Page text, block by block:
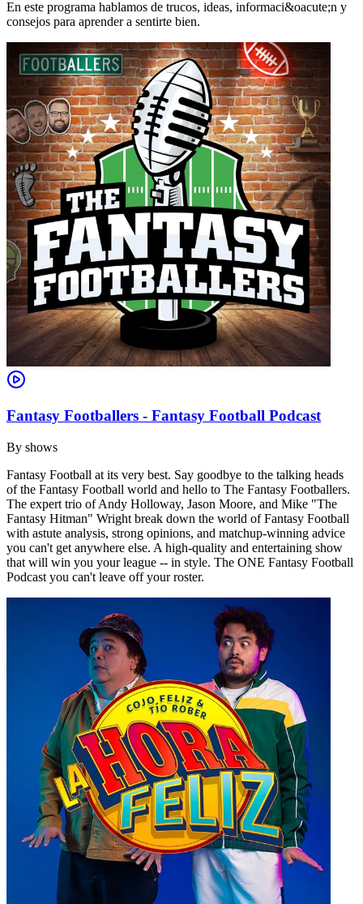
En este programa hablamos de trucos, ideas, informaci&oacute;n y
consejos para aprender a sentirte bien.
Fantasy Footballers - Fantasy Football Podcast
By shows
Fantasy Football at its very best. Say goodbye to the talking heads
of the Fantasy Football world and hello to The Fantasy Footballers.
The expert trio of Andy Holloway, Jason Moore, and Mike "The
Fantasy Hitman" Wright break down the world of Fantasy Football
with astute analysis, strong opinions, and matchup-winning advice
you can't get anywhere else. A high-quality and entertaining show
that will win you your league -- in style. The ONE Fantasy Football
Podcast you can't leave off your roster.